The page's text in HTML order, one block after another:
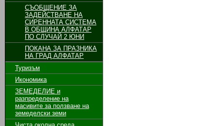
СЪОБЩЕНИЕ ЗА
ЗАДЕЙСТВАНЕ НА
СИРЕННАТА СИСТЕМА
В ОБЩИНА АЛФАТАР
ПО СЛУЧАЙ 2 ЮНИ
ПОКАНА ЗА ПРАЗНИКА
НА ГРАД АЛФАТАР
Туризъм
Икономика
ЗЕМЕДЕЛИЕ и
разпределение на
масивите за ползване на
земeделски земи